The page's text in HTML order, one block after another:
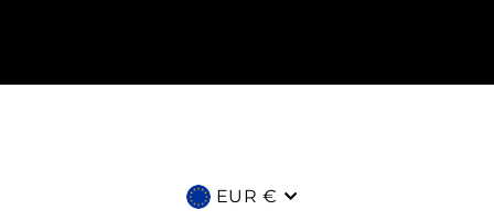
an
Währung
EUR €